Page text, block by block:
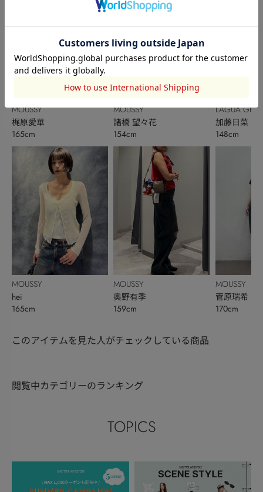
MOUSSY
梶原愛華
165cm
MOUSSY
hei
165cm
MOUSSY
諸橋 望々花
154cm
MOUSSY
奥野有季
159cm
LAGUA GEM
加藤日菜
148cm
MOUSSY
菅原瑞希
170cm
このアイテムを見た人がチェックしている商品
閲覧中カテゴリーのランキング
TOPICS